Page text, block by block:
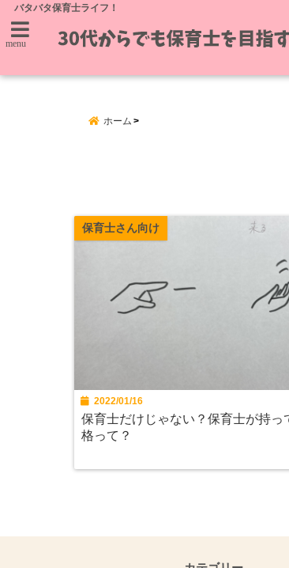
バタバタ保育士ライフ！
menu
ホーム
保育士さん向け
2022/01/16
保育士だけじゃない？保育士が持っ
格って？